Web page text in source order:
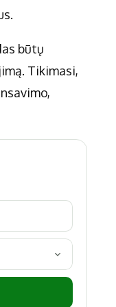
būtų
Tikimasi,